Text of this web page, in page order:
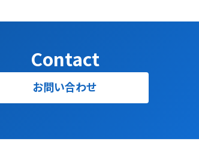
Contact
お問い合わせ